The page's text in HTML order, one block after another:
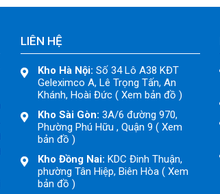
LIÊN HỆ
Kho Hà Nội: Số 34 Lô A38 KĐT
Geleximco A, Lê Trọng Tấn, An
Khánh, Hoài Đức ( Xem bản đồ )
Kho Sài Gòn: 3A/6 đường 970,
Phường Phú Hữu , Quận 9 ( Xem
bản đồ )
Kho Đồng Nai: KDC Đinh Thuận,
phường Tân Hiệp, Biên Hòa ( Xem
bản đồ )